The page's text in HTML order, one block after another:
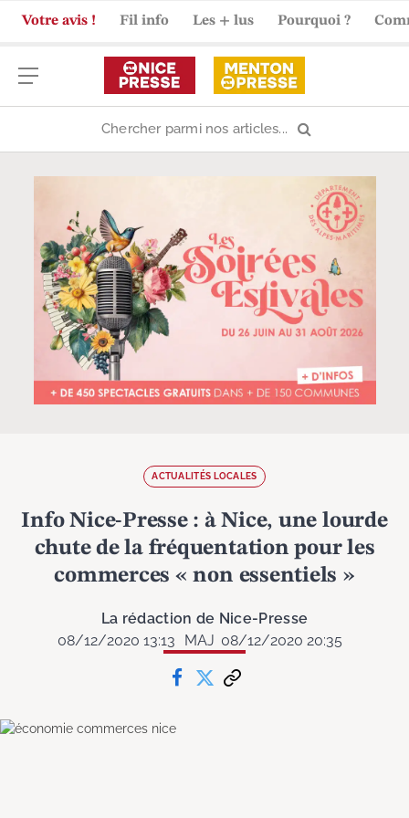
Votre avis ! Fil info Les + lus Pourquoi ?
ACTUALITÉS LOCALES
Info Nice-Presse : à Nice, une lourde
chute de la fréquentation pour les
commerces « non essentiels »
La rédaction de Nice-Presse
08/12/2020 13:13
MAJ 08/12/2020 20:35